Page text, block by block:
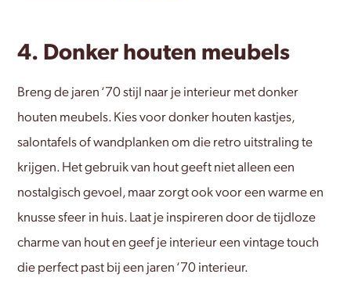
4. Donker houten meubels
Breng de jaren ‘70 stijl naar je interieur met donker
houten meubels. Kies voor donker houten kastjes,
salontafels of wandplanken om die retro uitstraling te
krijgen. Het gebruik van hout geeft niet alleen een
nostalgisch gevoel, maar zorgt ook voor een warme en
knusse sfeer in huis. Laat je inspireren door de tijdloze
charme van hout en geef je interieur een vintage touch
die perfect past bij een jaren ‘70 interieur.